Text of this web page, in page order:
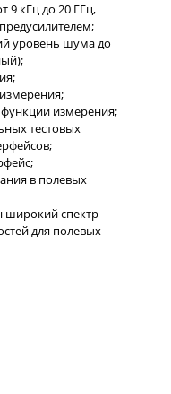
9 кГц до 20 ГГц,
уровень шума до
измерения;
тестовых
в полевых
широкий спектр
для полевых